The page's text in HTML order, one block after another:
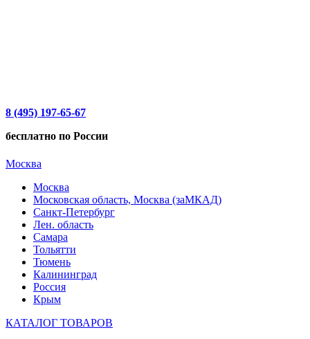
8 (495) 197-65-67
бесплатно по России
Москва
Москва
Московская область, Москва (заМКАД)
Санкт-Петербург
Лен. область
Самара
Тольятти
Тюмень
Калининград
Россия
Крым
КАТАЛОГ ТОВАРОВ